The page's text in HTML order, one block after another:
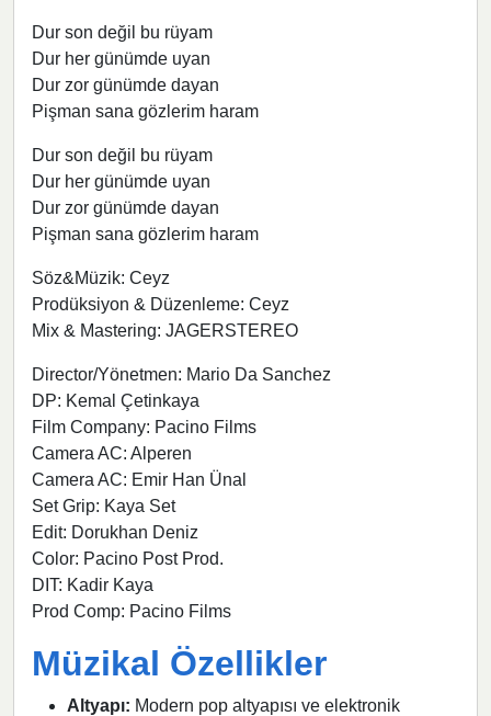
Dur son değil bu rüyam
Dur her günümde uyan
Dur zor günümde dayan
Pişman sana gözlerim haram
Dur son değil bu rüyam
Dur her günümde uyan
Dur zor günümde dayan
Pişman sana gözlerim haram
Söz&Müzik: Ceyz
Prodüksiyon & Düzenleme: Ceyz
Mix & Mastering: JAGERSTEREO
Director/Yönetmen: Mario Da Sanchez
DP: Kemal Çetinkaya
Film Company: Pacino Films
Camera AC: Alperen
Camera AC: Emir Han Ünal
Set Grip: Kaya Set
Edit: Dorukhan Deniz
Color: Pacino Post Prod.
DIT: Kadir Kaya
Prod Comp: Pacino Films
Müzikal Özellikler
Altyapı: Modern pop altyapısı ve elektronik